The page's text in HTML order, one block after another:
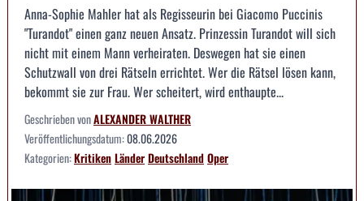
Anna-Sophie Mahler hat als Regisseurin bei Giacomo Puccinis
"Turandot" einen ganz neuen Ansatz. Prinzessin Turandot will sich
nicht mit einem Mann verheiraten. Deswegen hat sie einen
Schutzwall von drei Rätseln errichtet. Wer die Rätsel lösen kann,
bekommt sie zur Frau. Wer scheitert, wird enthaupte...
Geschrieben vonALEXANDER WALTHER
Veröffentlichungsdatum:08.06.2026
Kategorien:KritikenLänderDeutschlandOper